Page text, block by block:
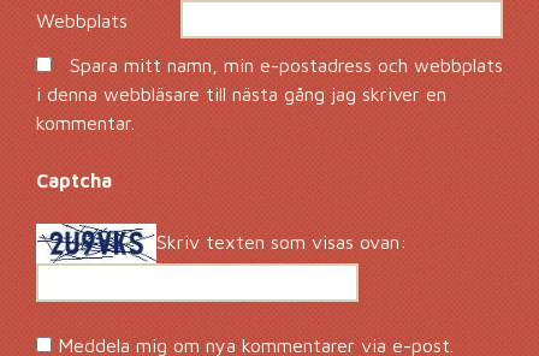
Webbplats
Spara mitt namn, min e-postadress och webbplats
i denna webbläsare till nästa gång jag skriver en
kommentar.
Captcha *
Skriv texten som visas ovan:
Meddela mig om nya kommentarer via e-post.